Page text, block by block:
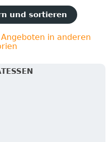
und sortieren
in anderen